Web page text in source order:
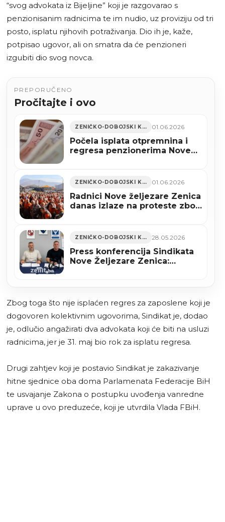
“svog advokata iz Bijeljine” koji je razgovarao s
penzionisanim radnicima te im nudio, uz proviziju od tri
posto, isplatu njihovih potraživanja. Dio ih je, kaže,
potpisao ugovor, ali on smatra da će penzioneri
izgubiti dio svog novca.
PREPORUČENO
Pročitajte i ovo
ZENIČKO-DOBOJSKI KANTON 01.06.2026
Počela isplata otpremnina i
regresa penzionerima Nove
ZENIČKO-DOBOJSKI KANTON 01.06.2026
Radnici Nove željezare Zenica
danas izlaze na proteste zbog
ZENIČKO-DOBOJSKI KANTON 28.05.2026
Press konferencija Sindikata
Nove Željezare Zenica:
Zbog toga što nije isplaćen regres za zaposlene koji je
dogovoren kolektivnim ugovorima, Sindikat je, dodao
je, odlučio angažirati dva advokata koji će biti na usluzi
radnicima, jer je 31. maj bio rok za isplatu regresa.
Drugi zahtjev koji je postavio Sindikat je zakazivanje
hitne sjednice oba doma Parlamenata Federacije BiH
te usvajanje Zakona o postupku uvođenja vanredne
uprave u ovo preduzeće, koji je utvrdila Vlada FBiH.